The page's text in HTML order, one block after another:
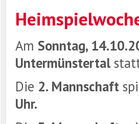
AmSonntag,
Untermünstertal
Die 2. Mannschaft
Uhr.